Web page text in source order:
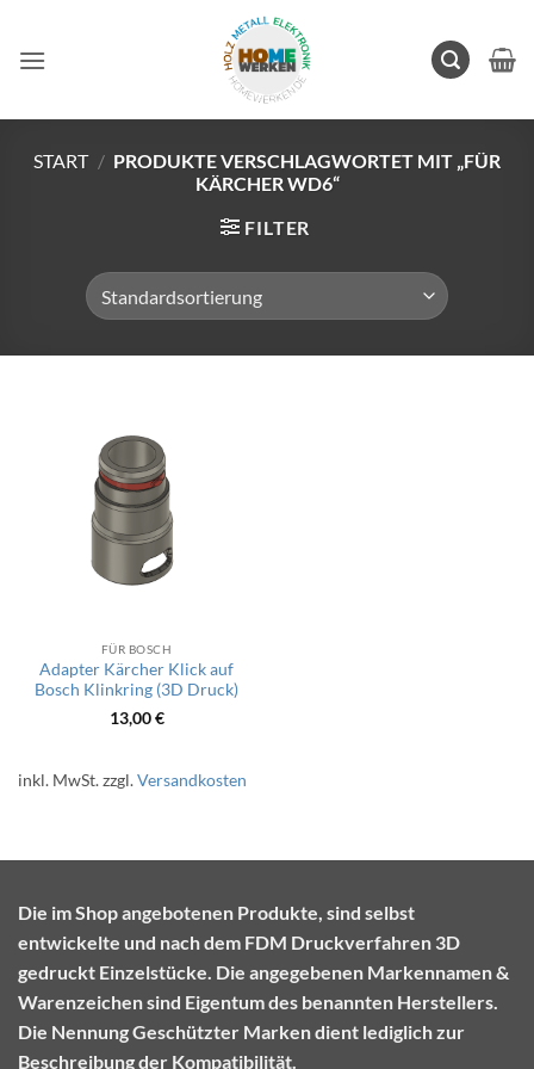
springen
START / PRODUKTE VERSCHLAGWORTET MIT „FÜR
KÄRCHER WD6“
FILTER
FÜR BOSCH
Adapter Kärcher Klick auf
Bosch Klinkring (3D Druck)
13,00€
inkl. MwSt.zzgl.Versandkosten
Die im Shop angebotenen Produkte, sind selbst
entwickelte und nach dem FDM Druckverfahren 3D
gedruckt Einzelstücke. Die angegebenen Markennamen &
Warenzeichen sind Eigentum des benannten Herstellers.
Die Nennung Geschützter Marken dient lediglich zur
Beschreibung der Kompatibilität.